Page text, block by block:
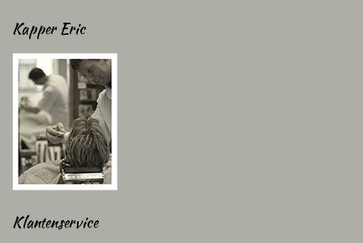
Kapper Eric
Klantenservice